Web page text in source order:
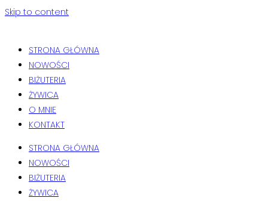
Skip to content
STRONA GŁÓWNA
NOWOŚCI
BIŻUTERIA
ŻYWICA
O MNIE
KONTAKT
STRONA GŁÓWNA
NOWOŚCI
BIŻUTERIA
ŻYWICA